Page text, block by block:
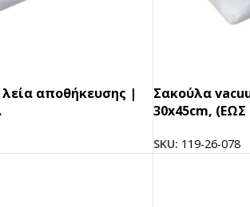
Τσάντες Μεταφοράς
Buckets για Κοτόπουλο
αποθήκευσης |
Σακούλα
30x45cm, (ΕΩΣ
SKU: 119-26-078